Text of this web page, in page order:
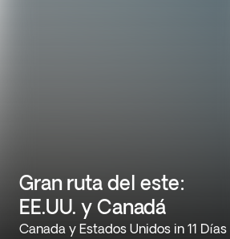
Gran ruta del este:
EE.UU. y Canadá
Canada y Estados Unidos in 11 Días